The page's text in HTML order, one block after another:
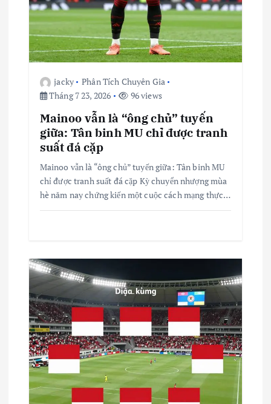
à
jacky
Phân Tích Chuyên Gia
Tháng 7 23, 2026
96 views
Mainoo vẫn là “ông chủ” tuyến
giữa: Tân binh MU chỉ được tranh
suất đá cặp
Mainoo vẫn là “ông chủ” tuyến giữa: Tân binh MU
chỉ được tranh suất đá cặp Kỳ chuyển nhượng mùa
hè năm nay chứng kiến một cuộc cách mạng thực…